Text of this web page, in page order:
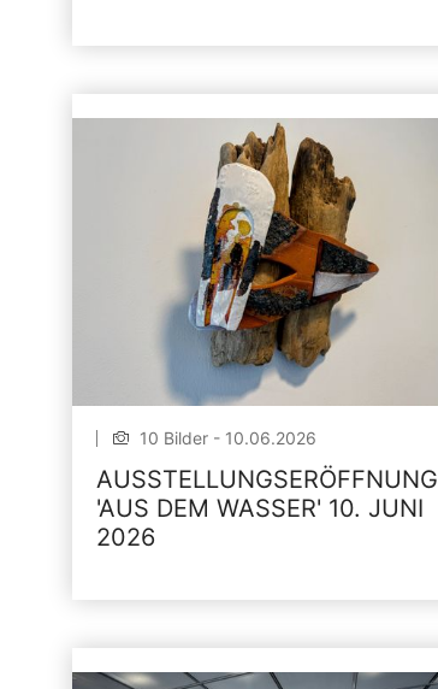
10 Bilder - 10.06.2026
AUSSTELLUNGSERÖFFNUNG
'AUS DEM WASSER' 10. JUNI
2026